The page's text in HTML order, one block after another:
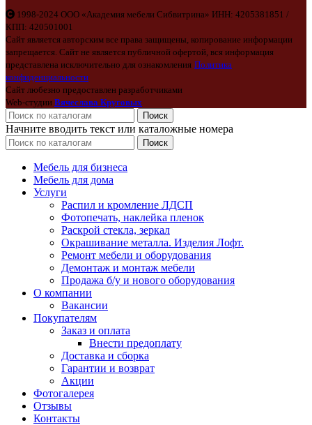
1998-2024 ООО «Академия мебели Сибвитрина» ИНН: 4205381851 /
КПП: 420501001
Сайт является авторским все права защищены, копирование информации
запрещается. Сайт не является публичной офертой, вся информация
представлена исключительно для ознакомления Политика
конфиденциальности
Сайт любезно предоставлен разработчиками
Web-студии Вячеслава Круговых
Поиск
Начните вводить текст или каталожные номера
Поиск
Мебель для бизнеса
Мебель для дома
Услуги
Распил и кромление ЛДСП
Фотопечать, наклейка пленок
Раскрой стекла, зеркал
Окрашивание металла. Изделия Лофт.
Ремонт мебели и оборудования
Демонтаж и монтаж мебели
Продажа б/у и нового оборудования
О компании
Вакансии
Покупателям
Заказ и оплата
Внести предоплату
Доставка и сборка
Гарантии и возврат
Акции
Фотогалерея
Отзывы
Контакты